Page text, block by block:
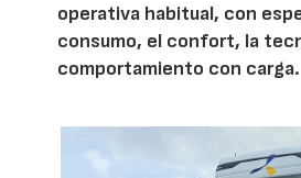
operativa habitual, con
consumo, el confort, la
comportamiento con carga.